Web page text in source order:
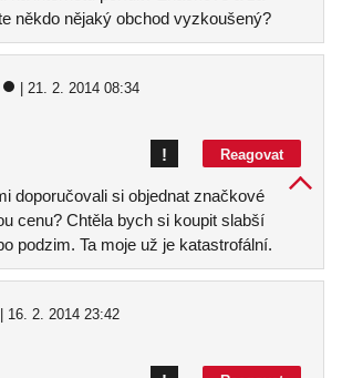
někdo nějaký obchod vyzkoušený?
| 21. 2. 2014 08:34
Reagovat
!
doporučovali si objednat značkové
cenu? Chtěla bych si koupit slabší
podzim. Ta moje už je katastrofální.
| 16. 2. 2014 23:42